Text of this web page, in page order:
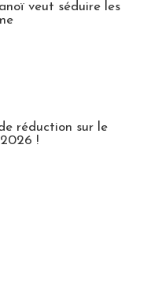
veut séduire les
réduction sur le
!